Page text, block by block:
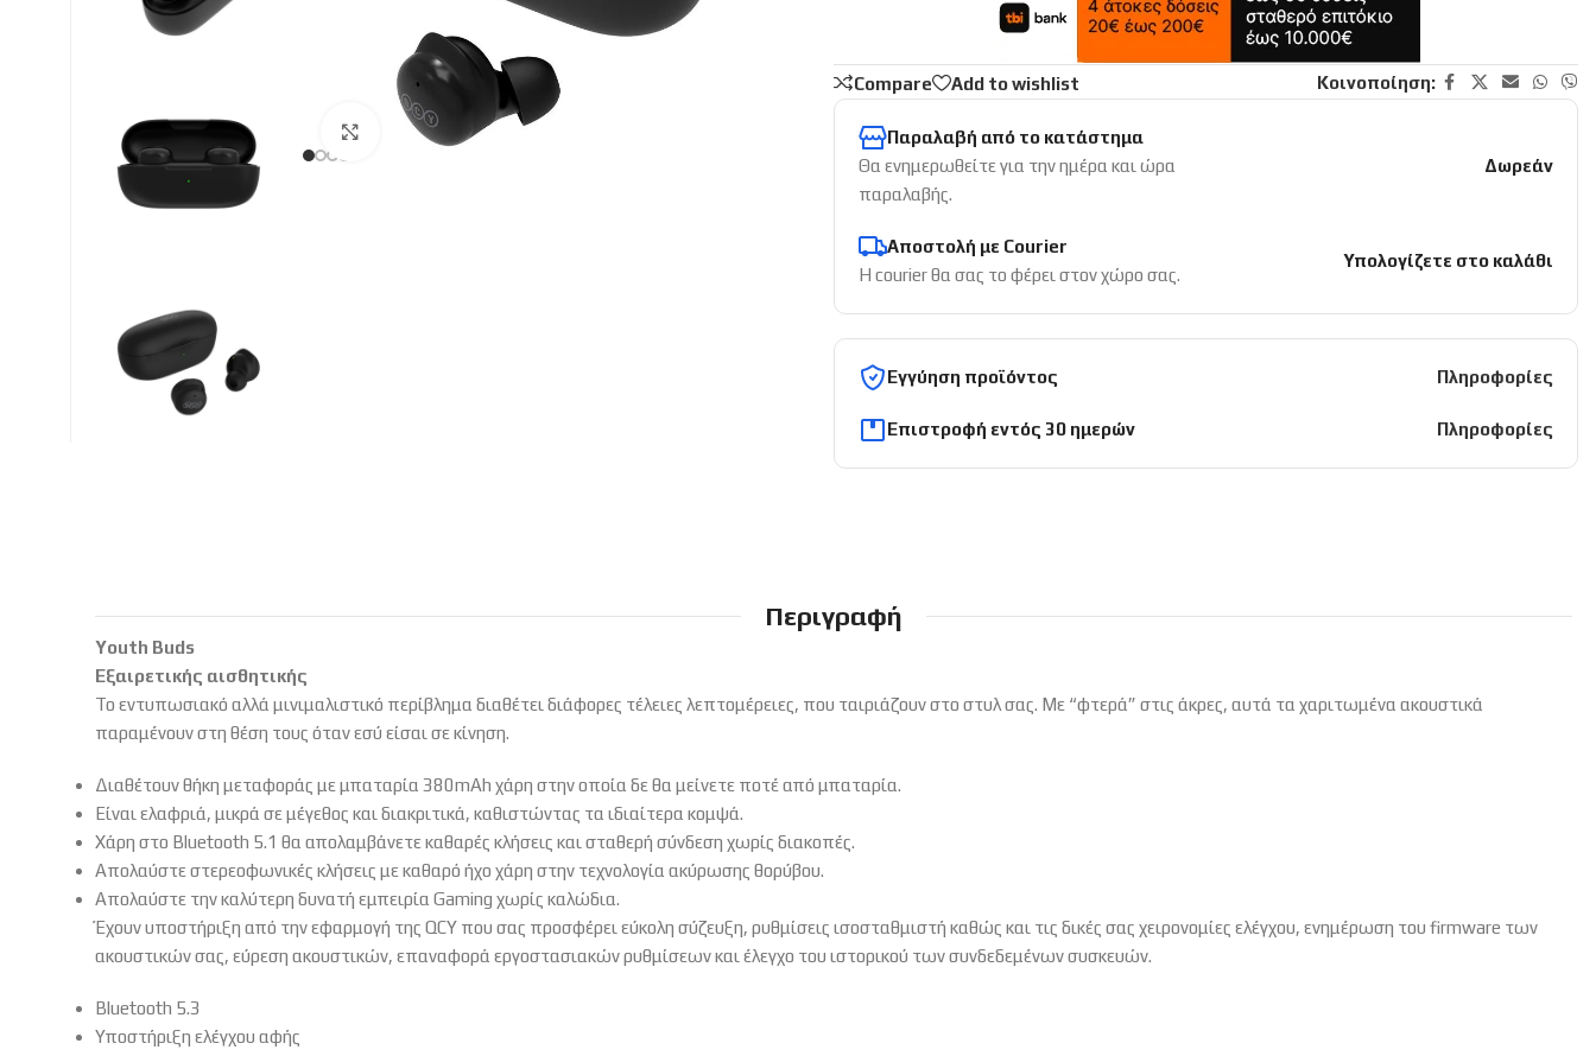
Click to enlarge
Compare Add to wishlist Κοινοποίηση:
Παραλαβή από το κατάστημα
Θα ενημερωθείτε για την ημέρα και ώρα
παραλαβής.
Δωρεάν
Αποστολή με Courier
Η courier θα σας το φέρει στον χώρο σας.
Υπολογίζετε στο καλάθι
Εγγύηση προϊόντος Πληροφορίες
Επιστροφή εντός 30 ημερών Πληροφορίες
Περιγραφή
Youth Buds
Εξαιρετικής αισθητικής
Το εντυπωσιακό αλλά μινιμαλιστικό περίβλημα διαθέτει διάφορες τέλειες λεπτομέρειες, που ταιριάζουν στο στυλ σας. Με “φτερά” στις άκρες, αυτά τα χαριτωμένα ακουστικά
παραμένουν στη θέση τους όταν εσύ είσαι σε κίνηση.
Διαθέτουν θήκη μεταφοράς με μπαταρία 380mAh χάρη στην οποία δε θα μείνετε ποτέ από μπαταρία.
Είναι ελαφριά, μικρά σε μέγεθος και διακριτικά, καθιστώντας τα ιδιαίτερα κομψά.
Χάρη στο Bluetooth 5.1 θα απολαμβάνετε καθαρές κλήσεις και σταθερή σύνδεση χωρίς διακοπές.
Απολαύστε στερεοφωνικές κλήσεις με καθαρό ήχο χάρη στην τεχνολογία ακύρωσης θορύβου.
Απολαύστε την καλύτερη δυνατή εμπειρία Gaming χωρίς καλώδια.
Έχουν υποστήριξη από την εφαρμογή της QCY που σας προσφέρει εύκολη σύζευξη, ρυθμίσεις ισοσταθμιστή καθώς και τις δικές σας χειρονομίες ελέγχου, ενημέρωση του firmware των
ακουστικών σας, εύρεση ακουστικών, επαναφορά εργοστασιακών ρυθμίσεων και έλεγχο του ιστορικού των συνδεδεμένων συσκευών.
Bluetooth 5.3
Υποστήριξη ελέγχου αφής